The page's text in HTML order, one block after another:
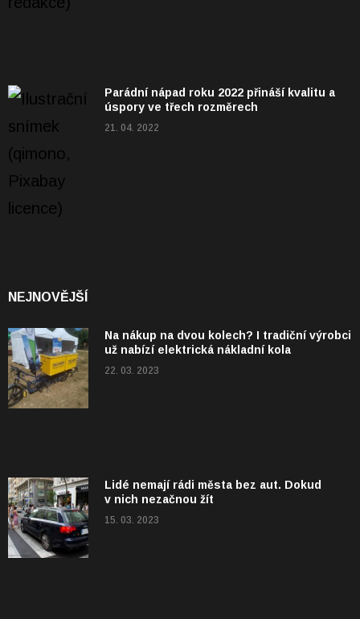
Parádní nápad roku 2022 přináší kvalitu a
úspory ve třech rozměrech
21. 04. 2022
NEJNOVĚJŠÍ
Na nákup na dvou kolech? I tradiční výrobci
už nabízí elektrická nákladní kola
22. 03. 2023
Lidé nemají rádi města bez aut. Dokud
v nich nezačnou žít
15. 03. 2023